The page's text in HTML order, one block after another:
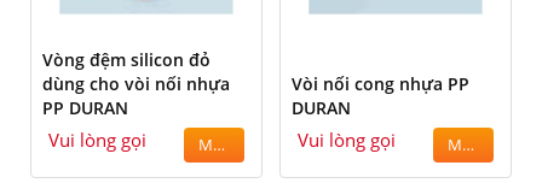
Vòng đệm silicon đỏ
dùng cho vòi nối nhựa
PP DURAN
Vui lòng gọi MUA
Vòi nối cong nhựa PP
DURAN
Vui lòng gọi MUA